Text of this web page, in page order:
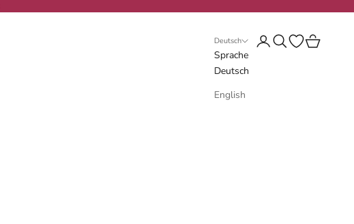
Deutsch
Sprache
Deutsch
English
Anmelden
SuchenWunschliste
Warenkorb